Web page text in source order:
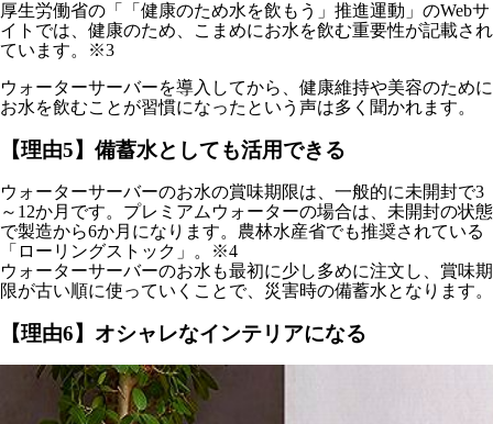
厚生労働省の「「健康のため水を飲もう」推進運動」のWebサ
イトでは、健康のため、こまめにお水を飲む重要性が記載され
ています。※3
ウォーターサーバーを導入してから、健康維持や美容のために
お水を飲むことが習慣になったという声は多く聞かれます。
【理由5】備蓄水としても活用できる
ウォーターサーバーのお水の賞味期限は、一般的に未開封で3
～12か月です。プレミアムウォーターの場合は、未開封の状態
で製造から6か月になります。農林水産省でも推奨されている
「ローリングストック」。※4
ウォーターサーバーのお水も最初に少し多めに注文し、賞味期
限が古い順に使っていくことで、災害時の備蓄水となります。
【理由6】オシャレなインテリアになる